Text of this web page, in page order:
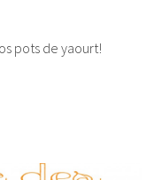
pots de yaourt!